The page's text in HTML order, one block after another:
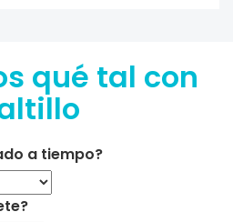
qué tal con
a tiempo?